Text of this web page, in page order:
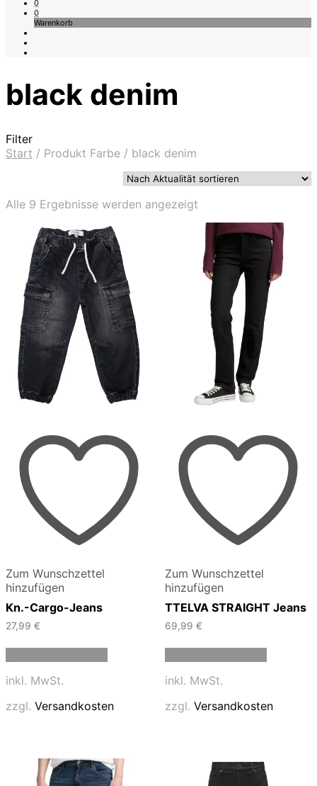
0
0
Warenkorb
black denim
Filter
Start / Produkt Farbe / black denim
Alle 9 Ergebnisse werden angezeigt
sortiert
Zum Wunschzettel
hinzufügen
Kn.-Cargo-Jeans
27,99 €
auf.
können
auf
inkl. MwSt.
zzgl. Versandkosten
Zum Wunschzettel
hinzufügen
TTELVA STRAIGHT Jeans
69,99 €
auf.
auf
inkl. MwSt.
zzgl. Versandkosten